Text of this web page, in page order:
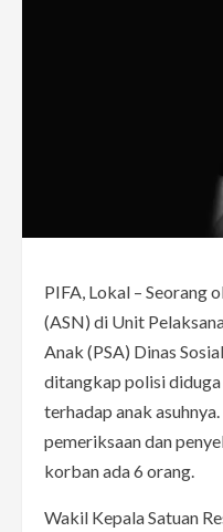
PIFA, Lokal – Seorang
(ASN) di Unit
Anak (PSA) Dinas
ditangkap polisi
terhadap anak
pemeriksaan dan
korban ada 6 orang.
Wakil Kepala Satuan